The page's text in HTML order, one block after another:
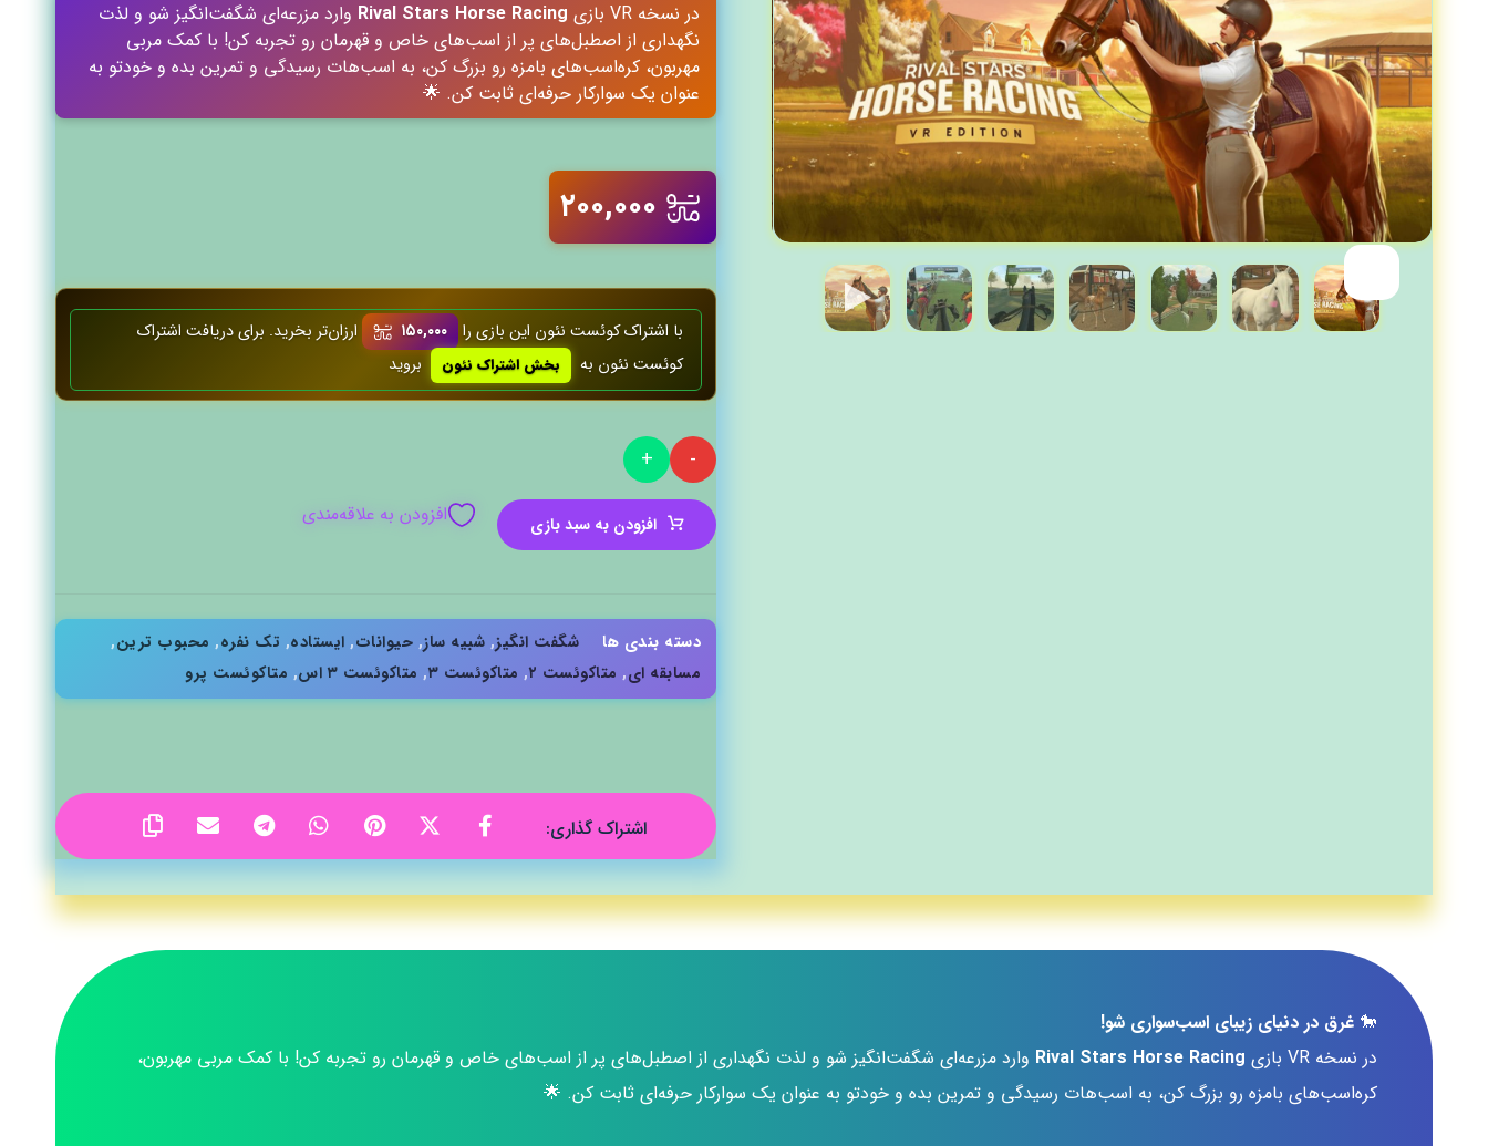
در نسخه VR بازی Rival Stars Horse Racing وارد مزرعه‌ای شگفت‌انگیز شو و لذت
نگهداری از اصطبل‌های پر از اسب‌های خاص و قهرمان رو تجربه کن! با کمک مربی
مهربون، کره‌اسب‌های بامزه رو بزرگ کن، به اسب‌هات رسیدگی و تمرین بده و خودتو به
عنوان یک سوارکار حرفه‌ای ثابت کن. 🌟
۲۰۰,۰۰۰
با اشتراک کوئست‌ نئون این بازی را ۱۵۰,۰۰۰
ارزان‌تر بخرید. برای دریافت اشتراک
کوئست‌ نئون به
بخش اشتراک نئون بروید
-
+
افزودن به سبد بازی افزودن به علاقه‌مندی
دسته بندی ها شگفت انگیز, شبیه ساز, حیوانات, ایستاده, تک نفره, محبوب ترین,
مسابقه ای, متاکوئست ۲ , متاکوئست ۳ , متاکوئست ۳ اس , متاکوئست پرو
🐎 غرق در دنیای زیبای اسب‌سواری شو!
در نسخه VR بازی
Rival Stars Horse Racing وارد مزرعه‌ای شگفت‌انگیز شو و لذت نگهداری از اصطبل‌های پر از اسب‌های خاص و قهرمان رو تجربه کن! با کمک مربی مهربون،
کره‌اسب‌های بامزه رو بزرگ کن، به اسب‌هات رسیدگی و تمرین بده و خودتو به عنوان یک سوارکار حرفه‌ای ثابت کن. 🌟